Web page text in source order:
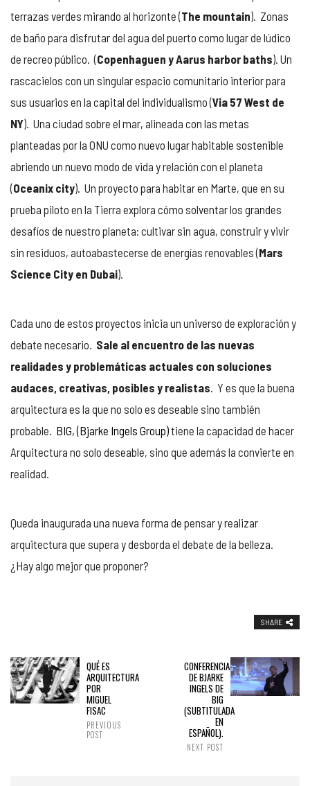
terrazas verdes mirando al horizonte (The mountain). Zonas
de baño para disfrutar del agua del puerto como lugar de lúdico
de recreo público. (Copenhaguen y Aarus harbor baths). Un
rascacielos con un singular espacio comunitario interior para
sus usuarios en la capital del individualismo (Via 57 West de
NY). Una ciudad sobre el mar, alineada con las metas
planteadas por la ONU como nuevo lugar habitable sostenible
abriendo un nuevo modo de vida y relación con el planeta
(Oceanix city). Un proyecto para habitar en Marte, que en su
prueba piloto en la Tierra explora cómo solventar los grandes
desafíos de nuestro planeta: cultivar sin agua, construir y vivir
sin residuos, autoabastecerse de energías renovables (Mars
Science City en Dubai).
Cada uno de estos proyectos inicia un universo de exploración y
debate necesario. Sale al encuentro de las nuevas
realidades y problemáticas actuales con soluciones
audaces, creativas, posibles y realistas. Y es que la buena
arquitectura es la que no solo es deseable sino también
probable. BIG, (Bjarke Ingels Group)tiene la capacidad de hacer
Arquitectura no solo deseable, sino que además la convierte en
realidad.
Queda inaugurada una nueva forma de pensar y realizar
arquitectura que supera y desborda el debate de la belleza.
¿Hay algo mejor que proponer?
SHARE
QUÉ ES
ARQUITECTURA
POR
MIGUEL
FISAC
PREVIOUS
POST
CONFERENCIA
DE BJARKE
INGELS DE
BIG
(SUBTITULADA
EN
ESPAÑOL).
NEXT POST